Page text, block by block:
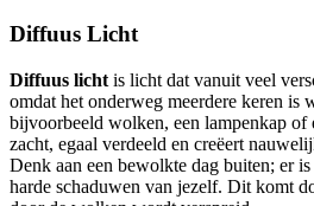
Diffuus Licht
Diffuus licht is licht dat vanuit veel
omdat het onderweg meerdere keren is
bijvoorbeeld wolken, een lampenkap
zacht, egaal verdeeld en creëert
Denk aan een bewolkte dag buiten; er
harde schaduwen van jezelf. Dit komt